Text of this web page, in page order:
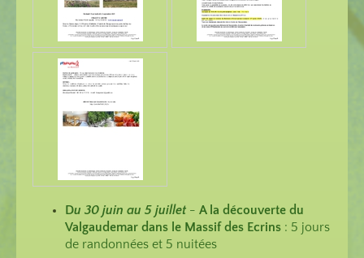
Du 30 juin au 5 juillet - A la découverte du
Valgaudemar dans le Massif des Ecrins : 5 jours
de randonnées et 5 nuitées